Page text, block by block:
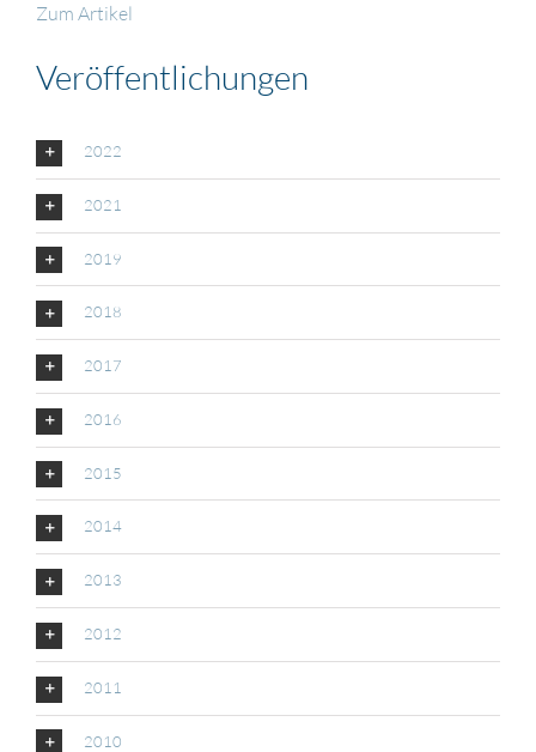
Zum Artikel
Veröffentlichungen
2022
2021
2019
2018
2017
2016
2015
2014
2013
2012
2011
2010